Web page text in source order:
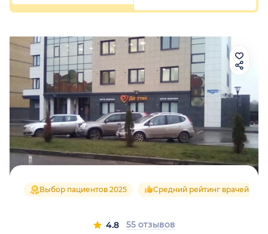
Выбор пациентов 2025 Средний рейтинг врачей 4.8
4.8 55 отзывов